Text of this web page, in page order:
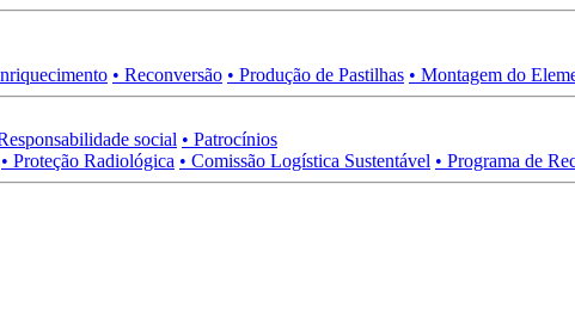
• Reconversão • Produção de Pastilhas • Montagem do
social • Patrocínios
• Proteção Radiológica • Comissão Logística Sustentável • Programa de